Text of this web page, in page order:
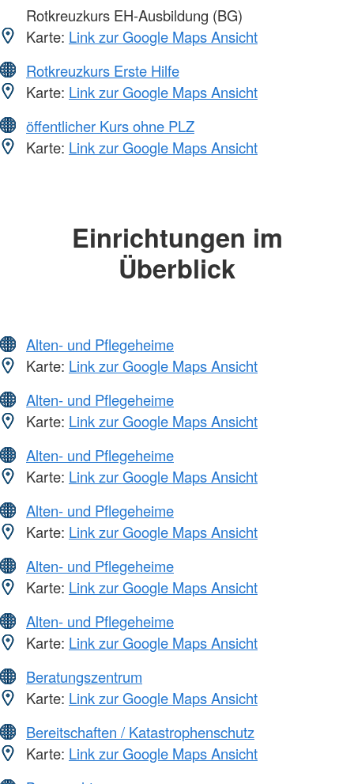
Rotkreuzkurs EH-Ausbildung (BG)
Karte: Link zur Google Maps Ansicht
Rotkreuzkurs Erste Hilfe
Karte: Link zur Google Maps Ansicht
öffentlicher Kurs ohne PLZ
Karte: Link zur Google Maps Ansicht
Einrichtungen im
Überblick
Alten- und Pflegeheime
Karte: Link zur Google Maps Ansicht
Alten- und Pflegeheime
Karte: Link zur Google Maps Ansicht
Alten- und Pflegeheime
Karte: Link zur Google Maps Ansicht
Alten- und Pflegeheime
Karte: Link zur Google Maps Ansicht
Alten- und Pflegeheime
Karte: Link zur Google Maps Ansicht
Alten- und Pflegeheime
Karte: Link zur Google Maps Ansicht
Beratungszentrum
Karte: Link zur Google Maps Ansicht
Bereitschaften / Katastrophenschutz
Karte: Link zur Google Maps Ansicht